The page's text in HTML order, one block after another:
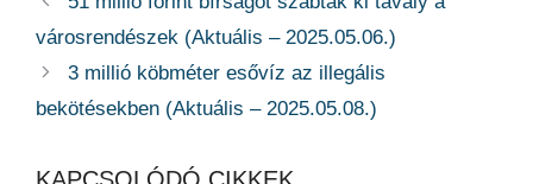
városrendészek (Aktuális – 2025.05.06.)
3 millió köbméter esővíz az illegális
bekötésekben (Aktuális – 2025.05.08.)